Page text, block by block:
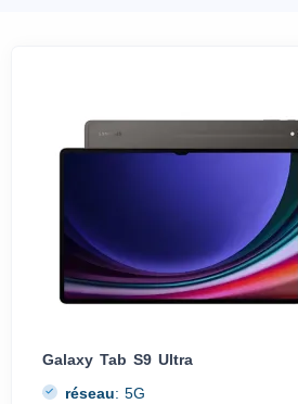
Galaxy Tab S9 Ultra
réseau: 5G